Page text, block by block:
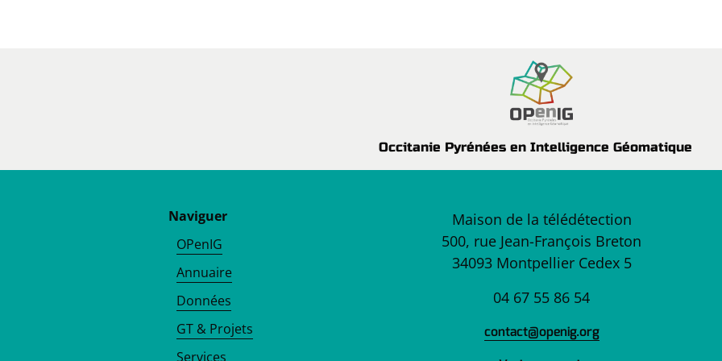
Occitanie Pyrénées en Intelligence Géomatique
Naviguer
OPenIG
Annuaire
Données
GT & Projets
Services
Maison de la télédétection
500, rue Jean-François Breton
34093 Montpellier Cedex 5
04 67 55 86 54
contact@openig.org